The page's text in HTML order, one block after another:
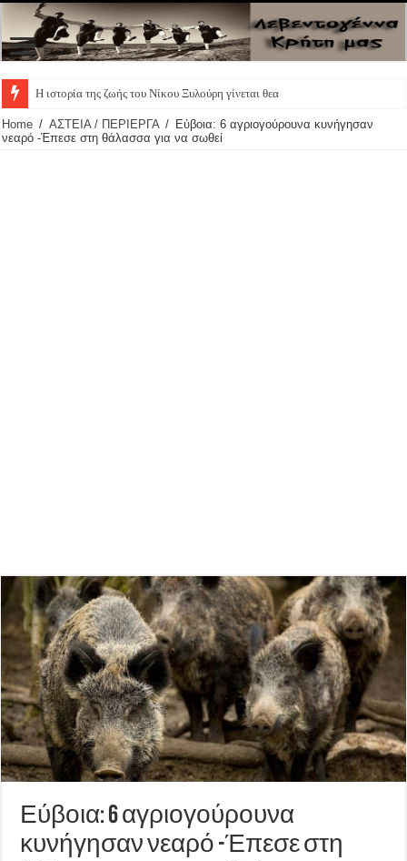
Η ιστορία της ζωής του Νίκου Ξυλούρη γίνεται θεατρική π
Home / ΑΣΤΕΙΑ / ΠΕΡΙΕΡΓΑ / Εύβοια: 6 αγριογούρουνα κυνήγησαν
νεαρό -Έπεσε στη θάλασσα για να σωθεί
Εύβοια: 6 αγριογούρουνα
κυνήγησαν νεαρό -Έπεσε στη